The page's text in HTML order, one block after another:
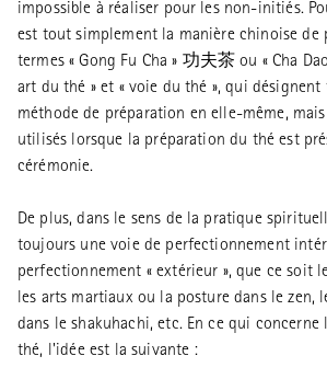
impossible à réaliser pour les non-initiés.
est tout simplement la manière chinoise de
termes « Gong Fu Cha » 功夫茶 ou « Cha
art du thé » et « voie du thé », qui désignent
méthode de préparation en elle-même,
utilisés lorsque la préparation du thé est
cérémonie.
De plus, dans le sens de la pratique
toujours une voie de perfectionnement
perfectionnement « extérieur », que ce soit
les arts martiaux ou la posture dans le zen,
dans le shakuhachi, etc. En ce qui
thé, l'idée est la suivante :